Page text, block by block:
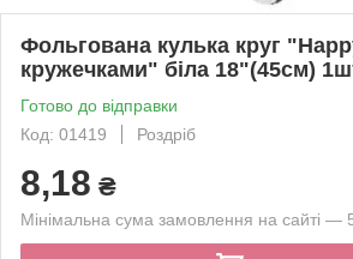
Фольгована кулька круг
кружечками" біла 18"(45см)
Готово до відправки
Код: 01419
Роздріб
8,18 ₴
Мінімальна сума замовлення на сайті —